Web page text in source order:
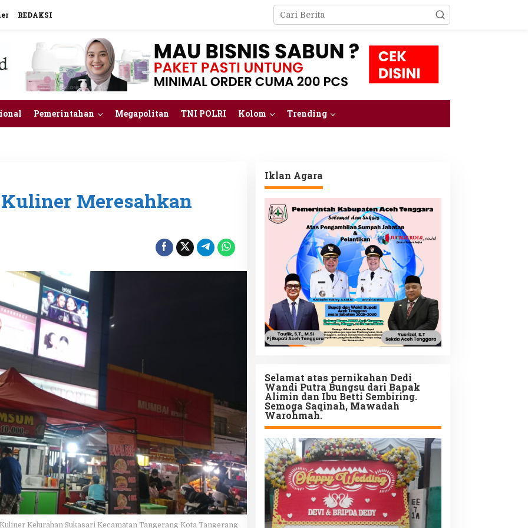
REDAKSI
Pemerintahan Megapolitan TNI POLRI Kolom Trending
Meresahkan
Kelurahan Sukasari Kecamatan Tangerang Kota Tangerang
Iklan Agara
Selamat atas pernikahan Dedi
Wandi Putra Bungsu dari Bapak
Alimin dan Ibu Betti Sembiring.
Semoga Saqinah, Mawadah
Warohmah.